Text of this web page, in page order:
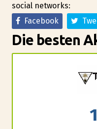
social networks:
Facebook
Die besten